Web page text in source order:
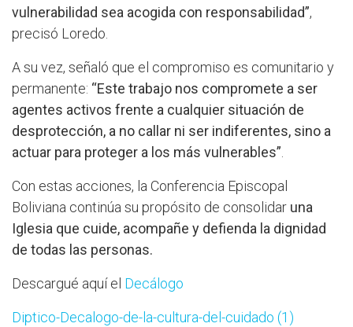
vulnerabilidad sea acogida con responsabilidad”,
precisó Loredo.
A su vez, señaló que el compromiso es comunitario y
permanente: “Este trabajo nos compromete a ser
agentes activos frente a cualquier situación de
desprotección, a no callar ni ser indiferentes, sino a
actuar para proteger a los más vulnerables”
Con estas acciones, la Conferencia Episcopal
Boliviana continúa su propósito de consolidar una
Iglesia que cuide, acompañe y defienda la dignidad
de todas las personas.
Descargué aquí el Decálogo
Diptico-Decalogo-de-la-cultura-del-cuidado (1)